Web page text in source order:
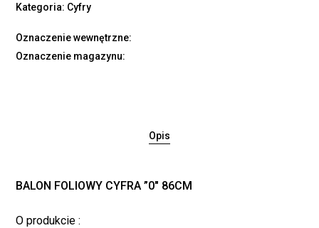
Kategoria: Cyfry
Oznaczenie wewnętrzne:
Oznaczenie magazynu:
Opis
BALON FOLIOWY CYFRA ”0″ 86CM
O produkcie :